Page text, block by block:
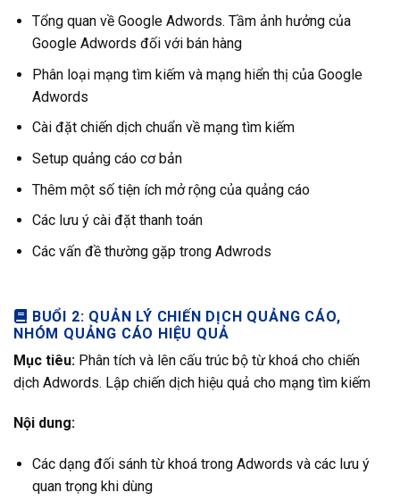
Tổng quan về Google Adwords. Tầm ảnh hưởng của
Google Adwords đối với bán hàng
Phân loại mạng tìm kiếm và mạng hiển thị của Google
Adwords
Cài đặt chiến dịch chuẩn về mạng tìm kiếm
Setup quảng cáo cơ bản
Thêm một số tiện ích mở rộng của quảng cáo
Các lưu ý cài đặt thanh toán
Các vấn đề thường gặp trong Adwrods
BUỔI 2: QUẢN LÝ CHIẾN DỊCH QUẢNG CÁO,
NHÓM QUẢNG CÁO HIỆU QUẢ
Mục tiêu: Phân tích và lên cấu trúc bộ từ khoá cho chiến
dịch Adwords. Lập chiến dịch hiệu quả cho mạng tìm kiếm
Nội dung:
Các dạng đối sánh từ khoá trong Adwords và các lưu ý
quan trọng khi dùng